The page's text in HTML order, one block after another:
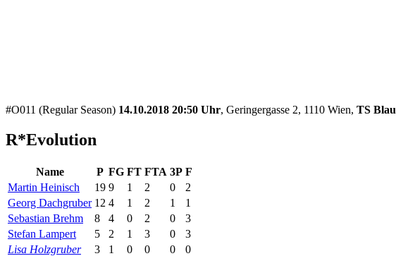
#O011 (Regular Season) 14.10.2018 20:50 Uhr, Geringergasse 2, 1110 Wien, TS Blau
R*Evolution
Name P FG FT FTA 3P F
Martin Heinisch
19 9 1 2 0
2
Georg Dachgruber 12 4 1 2 1
1
Sebastian Brehm
8 4 0 2 0
3
Stefan Lampert
5 2 1 3 0
3
Lisa Holzgruber
3 1 0 0 0
0